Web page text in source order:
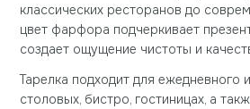
классических ресторанов до
цвет фарфора подчеркивает
создает ощущение чистоты и
Тарелка подходит для ежедневного
столовых, бистро, гостиницах, а